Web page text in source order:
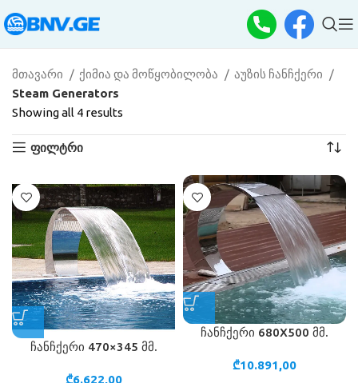
მთავარი ქიმია და მოწყობილობა
აუზის ჩანჩქერი
Steam Generators
Showing all 4 results
ფილტრი
ჩანჩქერი 470×345 მმ.
₾6.622,00
ჩანჩქერი 680X500 მმ.
₾10.891,00